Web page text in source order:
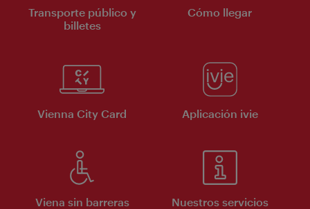
Transporte público y
billetes
Cómo llegar
Vienna City Card Aplicación ivie
Viena sin barreras Nuestros servicios